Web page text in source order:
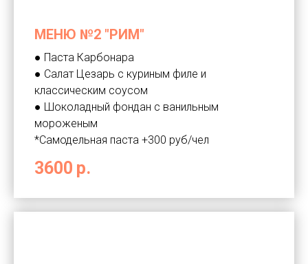
МЕНЮ №2 "РИМ"
● Паста Карбонара
● Салат Цезарь с куриным филе и
классическим соусом
● Шоколадный фондан с ванильным
мороженым
*Самодельная паста +300 руб/чел
3600 р.